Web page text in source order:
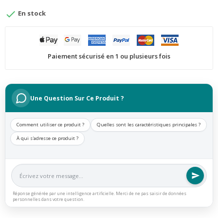
 En stock
Paiement sécurisé en 1 ou plusieurs fois
Une Question Sur Ce Produit ?
Comment utiliser ce produit ? Quelles sont les caractéristiques principales ?
À qui s'adresse ce produit ?
Réponse générée par une intelligence artificielle. Merci de ne pas saisir de données
personnelles dans votre question.